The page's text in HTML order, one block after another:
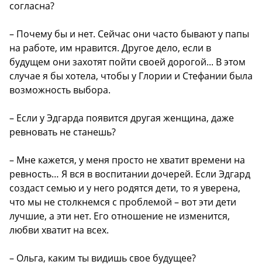
согласна?
– Почему бы и нет. Сейчас они часто бывают у папы
на работе, им нравится. Другое дело, если в
будущем они захотят пойти своей дорогой... В этом
случае я бы хотела, чтобы у Глории и Стефании была
возможность выбора.
– Если у Эдгарда появится другая женщина, даже
ревновать не станешь?
– Мне кажется, у меня просто не хватит времени на
ревность… Я вся в воспитании дочерей. Если Эдгард
создаст семью и у него родятся дети, то я уверена,
что мы не столкнемся с проблемой – вот эти дети
лучшие, а эти нет. Его отношение не изменится,
любви хватит на всех.
– Ольга, каким ты видишь свое будущее?